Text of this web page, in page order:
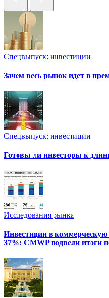
Спецвыпуск: инвестиции
Зачем весь рынок идет в
Спецвыпуск: инвестиции
Готовы ли инвесторы к
Исследования рынка
Инвестиции в
37%: CMWP подвели итоги